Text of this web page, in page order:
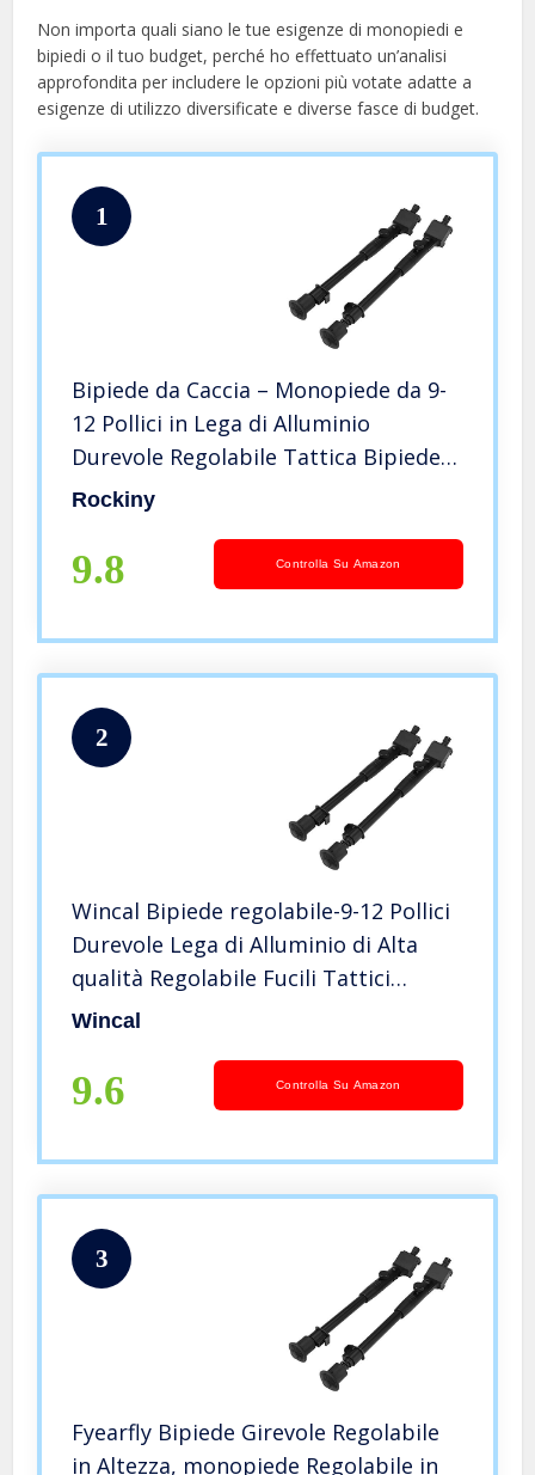
Non importa quali siano le tue esigenze di monopiedi e
bipiedi o il tuo budget, perché ho effettuato un’analisi
approfondita per includere le opzioni più votate adatte a
esigenze di utilizzo diversificate e diverse fasce di budget.
1
Bipiede da Caccia – Monopiede da 9-
12 Pollici in Lega di Alluminio
Durevole Regolabile Tattica Bipiede
monopiede per tiro a Segno
Rockiny
9.8 Controlla Su Amazon
2
Wincal Bipiede regolabile-9-12 Pollici
Durevole Lega di Alluminio di Alta
qualità Regolabile Fucili Tattici
bipiede monopiede per tiro di Caccia
Wincal
9.6 Controlla Su Amazon
3
Fyearfly Bipiede Girevole Regolabile
in Altezza, monopiede Regolabile in